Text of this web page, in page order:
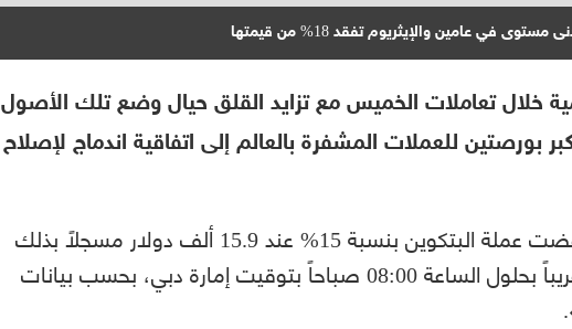
في عامين والإيثريوم تفقد 18% من قيمتها
خلال تعاملات الخميس مع تزايد القلق حيال وضع تلك الأصول
للعملات المشفرة بالعالم إلى اتفاقية اندماج لإصلاح
وخلال تعاملات اليوم، انخفضت عملة البتكوين بنسبة 15% عند 15.9 ألف دولار مسجلاً بذلك
أدنى مستوى في عامين تقريباً بحلول الساعة 08:00 صباحاً بتوقيت إمارة دبي، بحسب بيانات